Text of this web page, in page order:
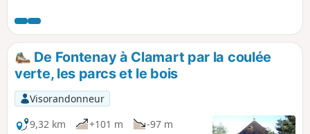
Plessis-Robinson et ses jardins ouvriers
et sa rivière, qui chemine aux pieds des
immeubles. Pour finir par un parcours à
travers la forêt de Meudon.
De Fontenay à Clamart par la coulée
verte, les parcs et le bois
Visorandonneur
9,32 km
+101 m
-97 m